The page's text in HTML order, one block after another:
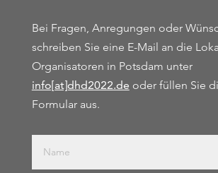
Bei Fragen, Anregungen oder
schreiben Sie eine E-Mail an die
Organisatoren in Potsdam unter
info[at]dhd2022.de oder füllen Sie
Formular aus.